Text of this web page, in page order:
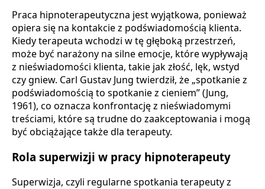
Praca hipnoterapeutyczna jest wyjątkowa, ponieważ
opiera się na kontakcie z podświadomością klienta.
Kiedy terapeuta wchodzi w tę głęboką przestrzeń,
może być narażony na silne emocje, które wypływają
z nieświadomości klienta, takie jak złość, lęk, wstyd
czy gniew. Carl Gustav Jung twierdził, że „spotkanie z
podświadomością to spotkanie z cieniem” (Jung,
1961), co oznacza konfrontację z nieświadomymi
treściami, które są trudne do zaakceptowania i mogą
być obciążające także dla terapeuty.
Rola superwizji w pracy hipnoterapeuty
Superwizja, czyli regularne spotkania terapeuty z